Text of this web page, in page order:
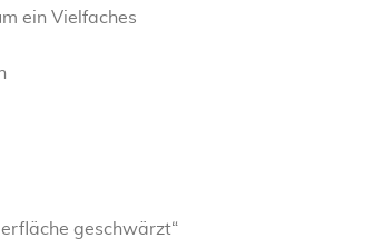
ein Vielfaches
geschwärzt“